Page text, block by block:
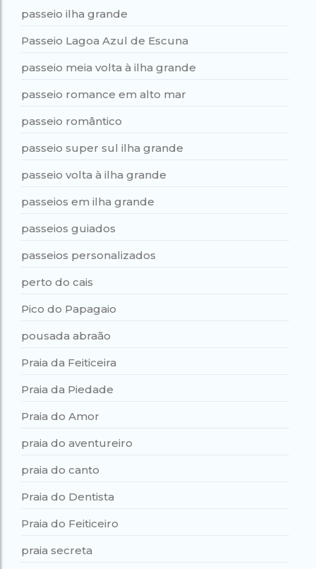
passeio ilha grande
Passeio Lagoa Azul de Escuna
passeio meia volta à ilha grande
passeio romance em alto mar
passeio romântico
passeio super sul ilha grande
passeio volta à ilha grande
passeios em ilha grande
passeios guiados
passeios personalizados
perto do cais
Pico do Papagaio
pousada abraão
Praia da Feiticeira
Praia da Piedade
Praia do Amor
praia do aventureiro
praia do canto
Praia do Dentista
Praia do Feiticeiro
praia secreta